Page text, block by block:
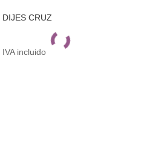
DIJES CRUZ
IVA incluido